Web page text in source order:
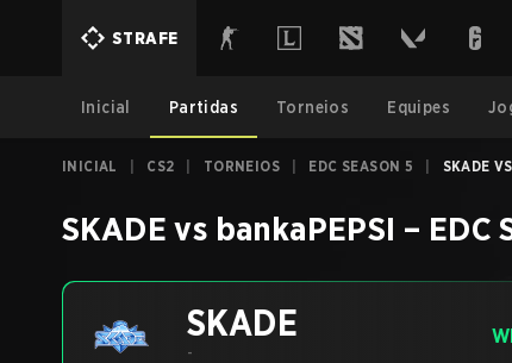
STRAFE
Inicial Partidas Torneios Equipes
INICIAL CS2 TORNEIOS EDC SEASON 5 SKADE
SKADE vs bankaPEPSI – EDC
SKADE
-